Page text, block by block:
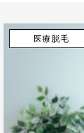
医療脱毛